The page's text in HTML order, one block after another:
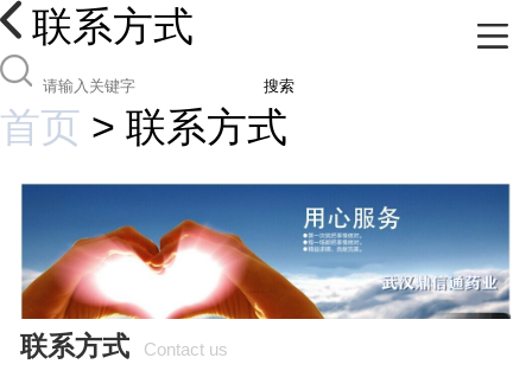
联系方式
搜索
首页 > 联系方式
联系方式 Contact us